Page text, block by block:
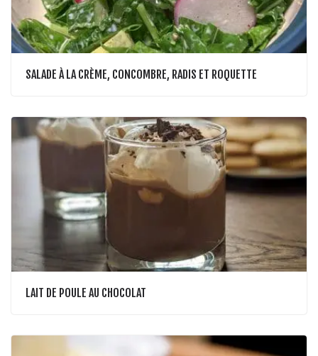
SALADE À LA CRÈME, CONCOMBRE, RADIS ET ROQUETTE
LAIT DE POULE AU CHOCOLAT